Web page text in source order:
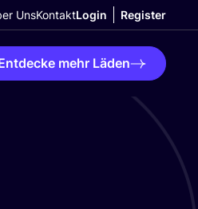
UnsKontaktLogin Register
mehr Läden